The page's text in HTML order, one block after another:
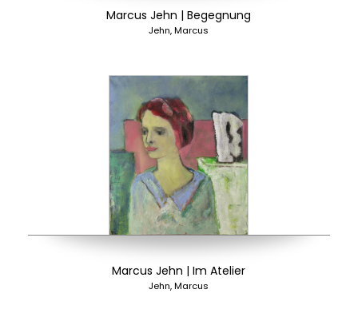
Marcus Jehn | Begegnung
Jehn, Marcus
Marcus Jehn | Im Atelier
Jehn, Marcus